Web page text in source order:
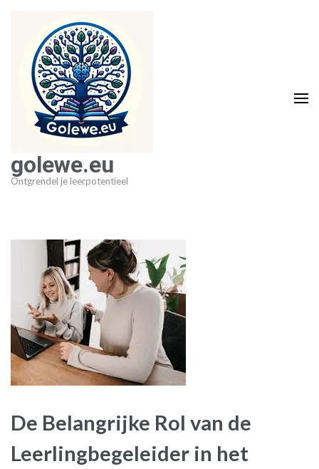
inhoud
golewe.eu
Ontgrendel je leerpotentieel
De Belangrijke Rol van de
Leerlingbegeleider in het